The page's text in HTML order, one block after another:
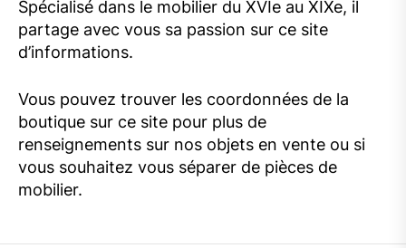
Spécialisé dans le mobilier du XVIe au XIXe, il
partage avec vous sa passion sur ce site
d’informations.
Vous pouvez trouver les coordonnées de la
boutique sur ce site pour plus de
renseignements sur nos objets en vente ou si
vous souhaitez vous séparer de pièces de
mobilier.